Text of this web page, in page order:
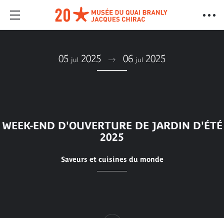
05 jul 2025 06 jul 2025
WEEK-END D'OUVERTURE DE JARDIN D'ÉTÉ
2025
Saveurs et cuisines du monde